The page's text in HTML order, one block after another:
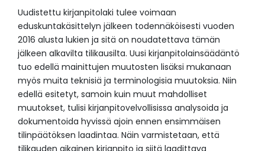
Uudistettu kirjanpitolaki tulee voimaan
eduskuntakäsittelyn jälkeen todennäköisesti vuoden
2016 alusta lukien ja sitä on noudatettava tämän
jälkeen alkavilta tilikausilta. Uusi kirjanpitolainsäädäntö
tuo edellä mainittujen muutosten lisäksi mukanaan
myös muita teknisiä ja terminologisia muutoksia. Niin
edellä esitetyt, samoin kuin muut mahdolliset
muutokset, tulisi kirjanpitovelvollisissa analysoida ja
dokumentoida hyvissä ajoin ennen ensimmäisen
tilinpäätöksen laadintaa. Näin varmistetaan, että
tilikauden aikainen kirjanpito ja siitä laadittava